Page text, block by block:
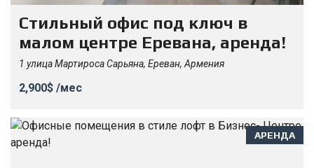
Стильный офис под ключ в
малом центре Еревана, аренда!
1 улица Мартироса Сарьяна, Ереван, Армения
2,900$ /мес
АРЕНДА